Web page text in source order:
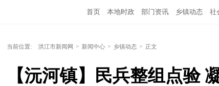
首页 本地时政 部门资讯 乡镇动态 社
当前位置: 洪江市新闻网 > 新闻中心 > 乡镇动态 > 正文
【沅河镇】民兵整组点验